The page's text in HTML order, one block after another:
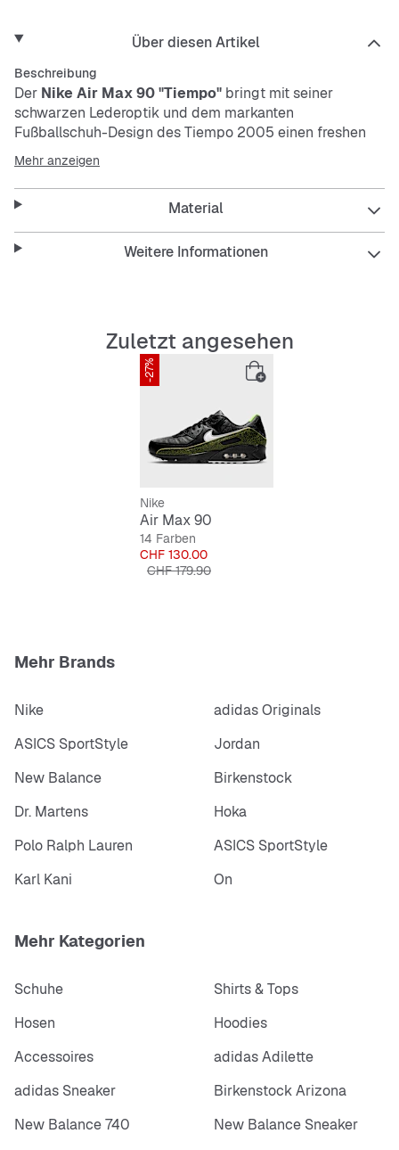
Über diesen Artikel
Beschreibung
Der Nike Air Max 90 "Tiempo" bringt mit seiner
schwarzen Lederoptik und dem markanten
Fußballschuh-Design des Tiempo 2005 einen freshen
Vibe in deinen Look. Die stabile Bauweise sorgt für
guten Halt, während die sichtbare Air-Dämpfung für
angenehmen Komfort den ganzen Tag sorgt.
Features:
Low-Cut Sneaker für lässigen Style
Pflegeleichtes Material in Lederoptik
Stabilisierende Passform für sicheren Halt
Schnürsenkel für individuellen Sitz
Mehr anzeigen
Material
Weitere Informationen
Zuletzt angesehen
-27%
Nike
Air Max 90
14 Farben
Preis
CHF 130.00
Originalpreis
CHF 179.90
Mehr Brands
Nike
adidas Originals
ASICS SportStyle
Jordan
New Balance
Birkenstock
Dr. Martens
Hoka
Polo Ralph Lauren
ASICS SportStyle
Karl Kani
On
Mehr Kategorien
Schuhe
Shirts & Tops
Hosen
Hoodies
Accessoires
adidas Adilette
adidas Sneaker
Birkenstock Arizona
New Balance 740
New Balance Sneaker